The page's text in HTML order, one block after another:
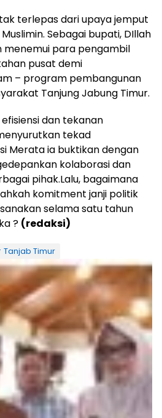
terlepas dari upaya jemput
Sebagai bupati, DIllah
menemui para pengambil
pusat demi
– program pembangunan
Tanjung Jabung Timur.
dan tekanan
tekad
Merata ia buktikan dengan
kolaborasi dan
pihak.Lalu, bagaimana
komitment janji politik
selama satu tahun
? (redaksi)
Tanjab Timur